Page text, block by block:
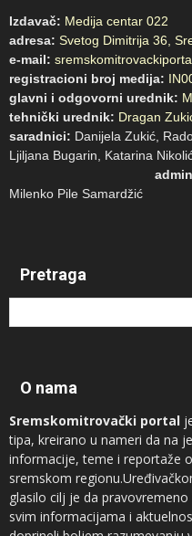
Izdavač: Medija centar 022
adresa: Svetog Dimitrija 36,
e-mail:
registracioni broj medija:
glavni i odgovorni urednik:
tehnički urednik: Dragan
saradnici: Danijela Zukić,
Ljiljana
Milenko Pile Samardžić
Pretraga
O nama
Sremskomitrovački portal
tipa, kreirano u nameri da na
informacije, teme i reportaže
sremskom
glasilo cilj je da
svim informacijama i